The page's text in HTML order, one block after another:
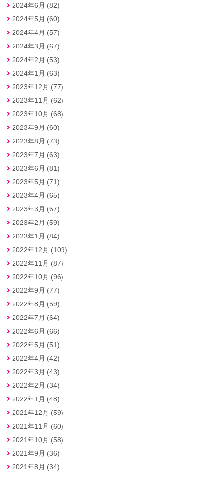
2024年6月 (82)
2024年5月 (60)
2024年4月 (57)
2024年3月 (67)
2024年2月 (53)
2024年1月 (63)
2023年12月 (77)
2023年11月 (62)
2023年10月 (68)
2023年9月 (60)
2023年8月 (73)
2023年7月 (63)
2023年6月 (81)
2023年5月 (71)
2023年4月 (65)
2023年3月 (67)
2023年2月 (59)
2023年1月 (84)
2022年12月 (109)
2022年11月 (87)
2022年10月 (96)
2022年9月 (77)
2022年8月 (59)
2022年7月 (64)
2022年6月 (66)
2022年5月 (51)
2022年4月 (42)
2022年3月 (43)
2022年2月 (34)
2022年1月 (48)
2021年12月 (59)
2021年11月 (60)
2021年10月 (58)
2021年9月 (36)
2021年8月 (34)